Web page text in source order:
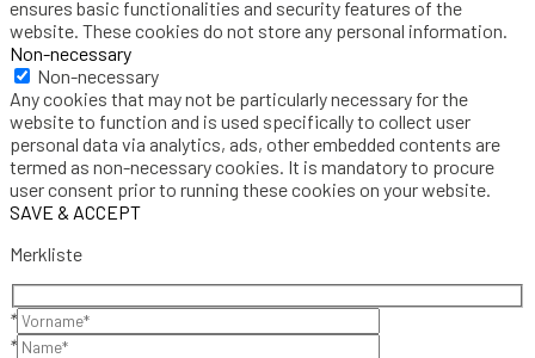
ensures basic functionalities and security features of the
website. These cookies do not store any personal information.
Non-necessary
Non-necessary
Any cookies that may not be particularly necessary for the
website to function and is used specifically to collect user
personal data via analytics, ads, other embedded contents are
termed as non-necessary cookies. It is mandatory to procure
user consent prior to running these cookies on your website.
SAVE & ACCEPT
Merkliste
*
*